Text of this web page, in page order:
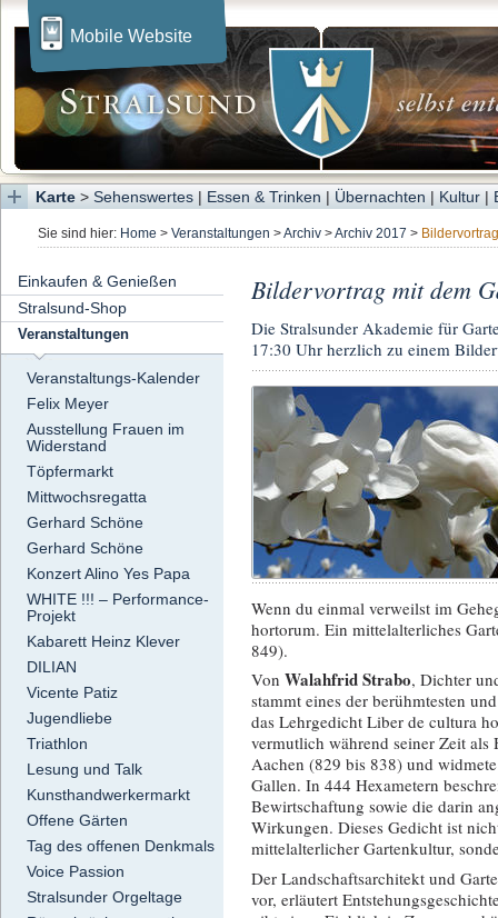
Mobile Website
Karte > Sehenswertes | Essen & Trinken | Übernachten | Kultur |
Sie sind hier: Home > Veranstaltungen >Archiv >Archiv 2017 > Bildervortrag
Einkaufen & Genießen
Stralsund-Shop
Veranstaltungen
Veranstaltungs-Kalender
Felix Meyer
Ausstellung Frauen im
Widerstand
Töpfermarkt
Mittwochsregatta
Gerhard Schöne
Gerhard Schöne
Konzert Alino Yes Papa
WHITE !!! – Performance-
Projekt
Kabarett Heinz Klever
DILIAN
Vicente Patiz
Jugendliebe
Triathlon
Lesung und Talk
Kunsthandwerkermarkt
Offene Gärten
Tag des offenen Denkmals
Voice Passion
Stralsunder Orgeltage
Bildervortrag mit dem
Die Stralsunder Akademie für
17:30 Uhr herzlich zu einem
Wenn du einmal verweilst im
hortorum. Ein mittelalterliches
849).
Von Walahfrid Strabo, Dichter
stammt eines der berühmtesten
das Lehrgedicht Liber de cultura
vermutlich während seiner Zeit
Aachen (829 bis 838) und
Gallen. In 444 Hexametern
Bewirtschaftung sowie die darin
Wirkungen. Dieses Gedicht ist
mittelalterlicher Gartenkultur,
Der Landschaftsarchitekt und
vor, erläutert